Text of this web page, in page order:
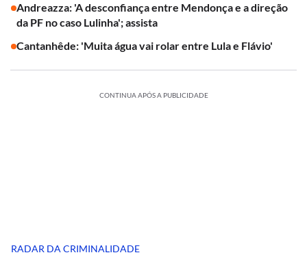
Andreazza: 'A desconfiança entre Mendonça e a direção
da PF no caso Lulinha'; assista
Cantanhêde: 'Muita água vai rolar entre Lula e Flávio'
CONTINUA APÓS A PUBLICIDADE
RADAR DA CRIMINALIDADE